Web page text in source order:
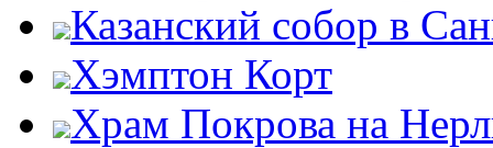
Казанский собор в
Хэмптон Корт
Храм Покрова на